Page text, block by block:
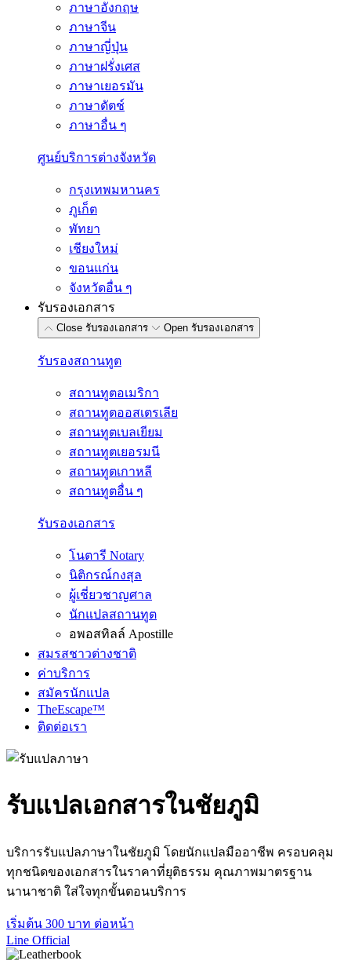
ภาษาอังกฤษ
ภาษาจีน
ภาษาญี่ปุ่น
ภาษาฝรั่งเศส
ภาษาเยอรมัน
ภาษาดัตช์
ภาษาอื่น ๆ
ศูนย์บริการต่างจังหวัด
กรุงเทพมหานคร
ภูเก็ต
พัทยา
เชียงใหม่
ขอนแก่น
จังหวัดอื่น ๆ
รับรองเอกสาร
Close รับรองเอกสาร Open รับรองเอกสาร
รับรองสถานทูต
สถานทูตอเมริกา
สถานทูตออสเตรเลีย
สถานทูตเบลเยียม
สถานทูตเยอรมนี
สถานทูตเกาหลี
สถานทูตอื่น ๆ
รับรองเอกสาร
โนตารี Notary
นิติกรณ์กงสุล
ผู้เชี่ยวชาญศาล
นักแปลสถานทูต
อพอสทิลล์ Apostille
สมรสชาวต่างชาติ
ค่าบริการ
สมัครนักแปล
TheEscape™
ติดต่อเรา
รับแปลเอกสารในชัยภูมิ
บริการรับแปลภาษาในชัยภูมิ โดยนักแปลมืออาชีพ ครอบคลุม
ทุกชนิดของเอกสารในราคาที่ยุติธรรม คุณภาพมาตรฐาน
นานาชาติ ใส่ใจทุกขั้นตอนบริการ
เริ่มต้น 300 บาท ต่อหน้า
Line Official